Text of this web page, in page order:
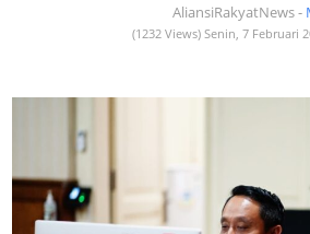
AliansiRakyatNews -
(1232 Views) Senin, 7 Februari